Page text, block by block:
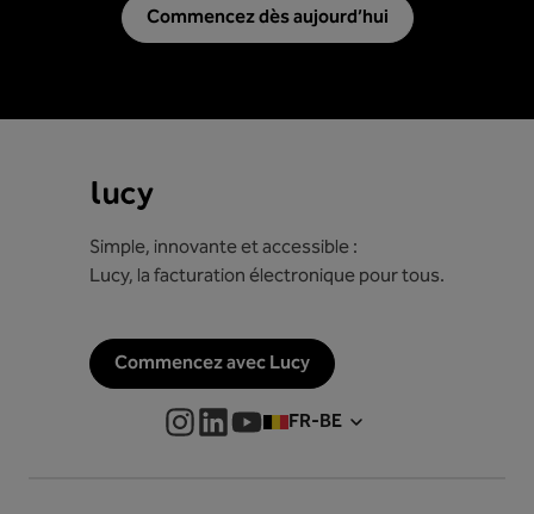
Commencez dès aujourd’hui
Simple, innovante et accessible :
Lucy, la facturation électronique pour tous.
Commencez avec Lucy
FR-BE